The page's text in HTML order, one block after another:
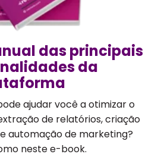
das principais
da
ajudar você a otimizar o
de relatórios, criação
automação de marketing?
neste e-book.